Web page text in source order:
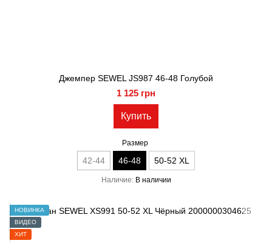
Джемпер SEWEL JS987 46-48 Голубой
1 125 грн
Купить
Размер
42-44 46-48 50-52 XL
Наличие В наличии
НОВИНКА
ВИДЕО
ХИТ